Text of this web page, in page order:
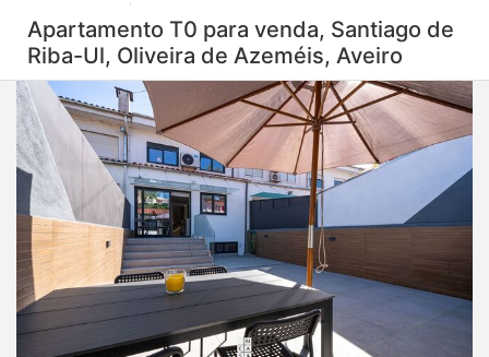
Apartamento T0 para venda, Santiago de
Riba-Ul, Oliveira de Azeméis, Aveiro